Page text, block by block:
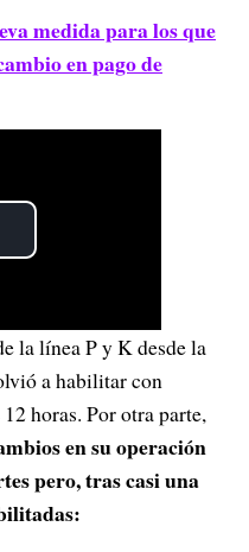
medida para los que
en pago de
la línea P y K desde la
a habilitar con
horas. Por otra parte,
en su operación
pero, tras casi una